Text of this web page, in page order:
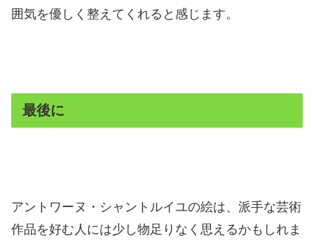
囲気を優しく整えてくれると感じます。
最後に
アントワーヌ・シャントルイユの絵は、派手な芸術
作品を好む人には少し物足りなく思えるかもしれま